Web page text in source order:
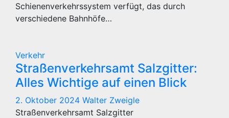
Schienenverkehrssystem verfügt, das durch
verschiedene Bahnhöfe…
Verkehr
Straßenverkehrsamt Salzgitter:
Alles Wichtige auf einen Blick
2. Oktober 2024 Walter Zweigle
Straßenverkehrsamt Salzgitter